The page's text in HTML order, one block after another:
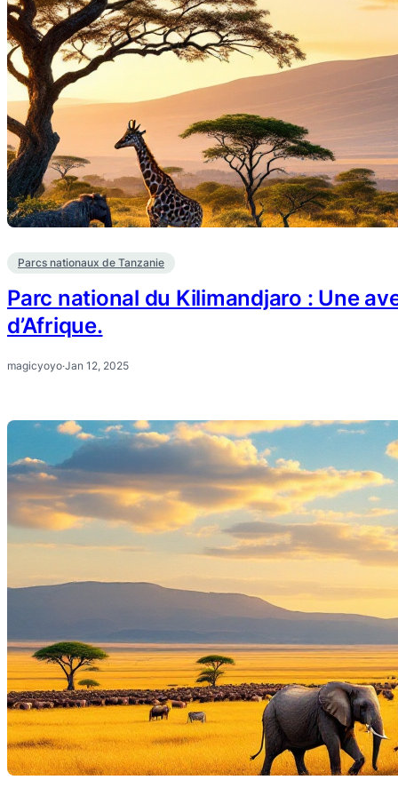
Parcs nationaux de Tanzanie
Parc national du Kilimandjaro : Une
d’Afrique.
magicyoyo·Jan 12, 2025